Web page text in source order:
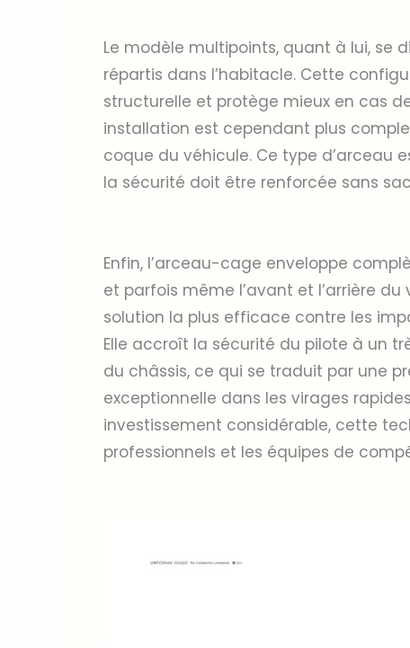
Le modèle multipoints, quant à lui, se
répartis dans l’habitacle. Cette
structurelle et protège mieux en cas
installation est cependant plus
coque du véhicule. Ce type d’arceau
la sécurité doit être renforcée sans
Enfin, l’arceau-cage enveloppe
et parfois même l’avant et l’arrière
solution la plus efficace contre les
Elle accroît la sécurité du pilote à un
du châssis, ce qui se traduit par une
exceptionnelle dans les virages
investissement considérable, cette
professionnels et les équipes de